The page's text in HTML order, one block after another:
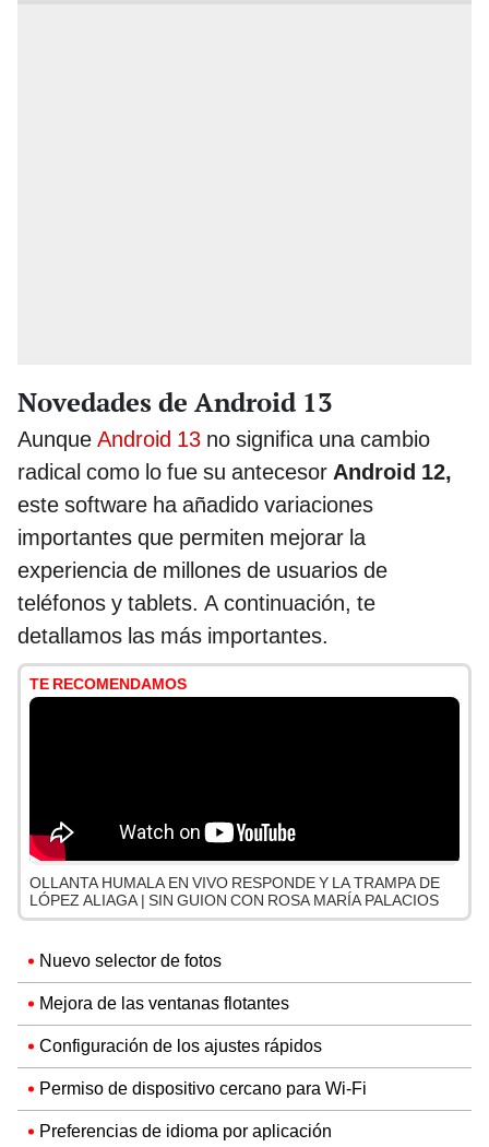
Novedades de Android 13
Aunque Android 13 no significa una cambio
radical como lo fue su antecesor Android 12,
este software ha añadido variaciones
importantes que permiten mejorar la
experiencia de millones de usuarios de
teléfonos y tablets. A continuación, te
detallamos las más importantes.
TE RECOMENDAMOS
OLLANTA HUMALA EN VIVO RESPONDE Y LA TRAMPA DE
LÓPEZ ALIAGA | SIN GUION CON ROSA MARÍA PALACIOS
Nuevo selector de fotos
Mejora de las ventanas flotantes
Configuración de los ajustes rápidos
Permiso de dispositivo cercano para Wi-Fi
Preferencias de idioma por aplicación